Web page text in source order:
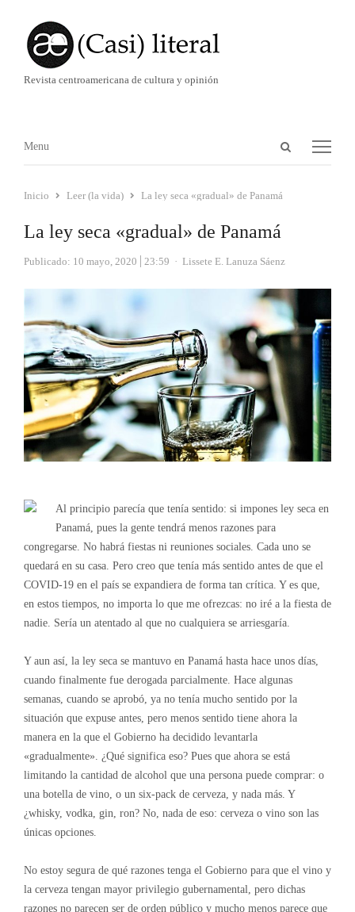
Revista centroamericana de cultura y opinión
Abrir
Menú
Menu
Inicio Leer (la vida) La ley seca «gradual» de Panamá
La ley seca «gradual» de Panamá
Publicado: 10 mayo, 2020 23:59 Autor
Lissete E. Lanuza Sáenz
Al principio parecía que tenía sentido: si impones ley seca en
Panamá, pues la gente tendrá menos razones para
congregarse. No habrá fiestas ni reuniones sociales. Cada uno se
quedará en su casa. Pero creo que tenía más sentido antes de que el
COVID-19 en el país se expandiera de forma tan crítica. Y es que,
en estos tiempos, no importa lo que me ofrezcas: no iré a la fiesta de
nadie. Sería un atentado al que no cualquiera se arriesgaría.
Y aun así, la ley seca se mantuvo en Panamá hasta hace unos días,
cuando finalmente fue derogada parcialmente. Hace algunas
semanas, cuando se aprobó, ya no tenía mucho sentido por la
situación que expuse antes, pero menos sentido tiene ahora la
manera en la que el Gobierno ha decidido levantarla
«gradualmente». ¿Qué significa eso? Pues que ahora se está
limitando la cantidad de alcohol que una persona puede comprar: o
una botella de vino, o un six-pack de cerveza, y nada más. Y
¿whisky, vodka, gin, ron? No, nada de eso: cerveza o vino son las
únicas opciones.
No estoy segura de qué razones tenga el Gobierno para que el vino y
la cerveza tengan mayor privilegio gubernamental, pero dichas
razones no parecen ser de orden público y mucho menos parece que